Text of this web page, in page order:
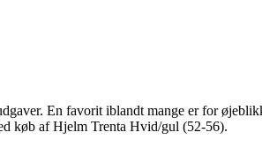
En favorit iblandt mange er for
køb af Hjelm Trenta Hvid/gul (52-56).